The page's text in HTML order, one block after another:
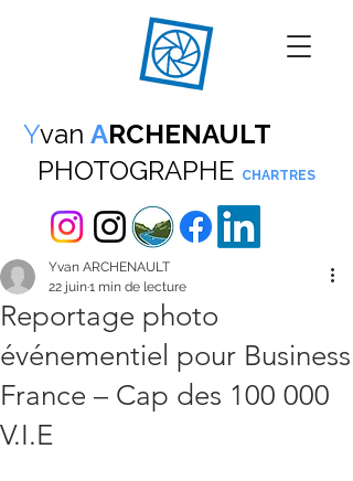
Yvan ARCHENAULT
PHOTOGRAPHE CHARTRES
Reportage photo
événementiel pour Business
France – Cap des 100 000
V.I.E
Yvan ARCHENAULT
22 juin1 min de lecture